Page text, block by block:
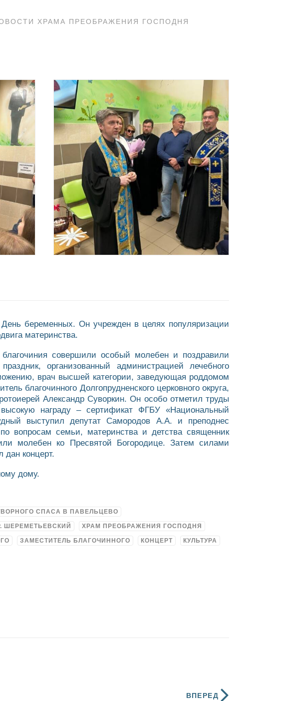
ХРАМА ПРЕОБРАЖЕНИЯ ГОСПОДНЯ
беременных. Он учрежден в целях популяризации
материнства.
благочиния совершили особый молебен и поздравили
организованный администрацией лечебного
врач высшей категории, заведующая роддомом
благочинного Долгопрудненского церковного округа,
Александр Суворкин. Он особо отметил труды
награду – сертификат ФГБУ «Национальный
выступил депутат Самородов А.А. и преподнес
вопросам семьи, материнства и детства священник
молебен ко Пресвятой Богородице. Затем силами
дан концерт.
дому.
СПАСА В ПАВЕЛЬЦЕВО
ШЕРЕМЕТЬЕВСКИЙ ХРАМ ПРЕОБРАЖЕНИЯ ГОСПОДНЯ
ЗАМЕСТИТЕЛЬ БЛАГОЧИННОГО КОНЦЕРТ КУЛЬТУРА
ВПЕРЕД